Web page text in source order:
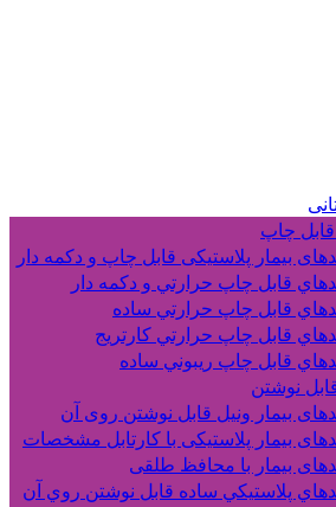
چاپ
بیمار پلاستیکی قابل چاپ و دکمه دار
قابل چاپ حرارتي و دکمه دار
قابل چاپ حرارتي ساده
قابل چاپ حرارتي کارتريج
قابل چاپ ريبوني ساده
نوشتن
بیمار ونیل قابل نوشتن روی آن
بیمار پلاستیکی با کارتابل مشخصات
بیمار با محافظ طلقی
پلاستيکي ساده قابل نوشتن روي آن